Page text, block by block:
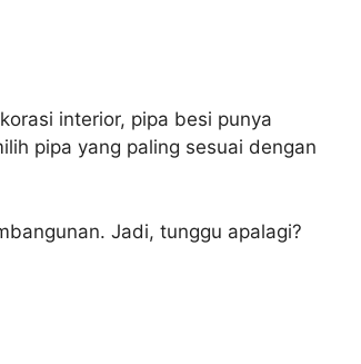
interior, pipa besi punya
pipa yang paling sesuai dengan
Jadi, tunggu apalagi?